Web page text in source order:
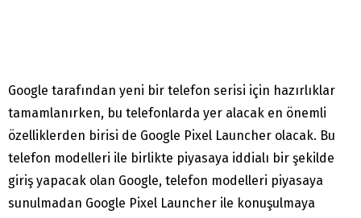
Google tarafından yeni bir telefon serisi için hazırlıklar
tamamlanırken, bu telefonlarda yer alacak en önemli
özelliklerden birisi de Google Pixel Launcher olacak. Bu
telefon modelleri ile birlikte piyasaya iddialı bir şekilde
giriş yapacak olan Google, telefon modelleri piyasaya
sunulmadan Google Pixel Launcher ile konuşulmaya